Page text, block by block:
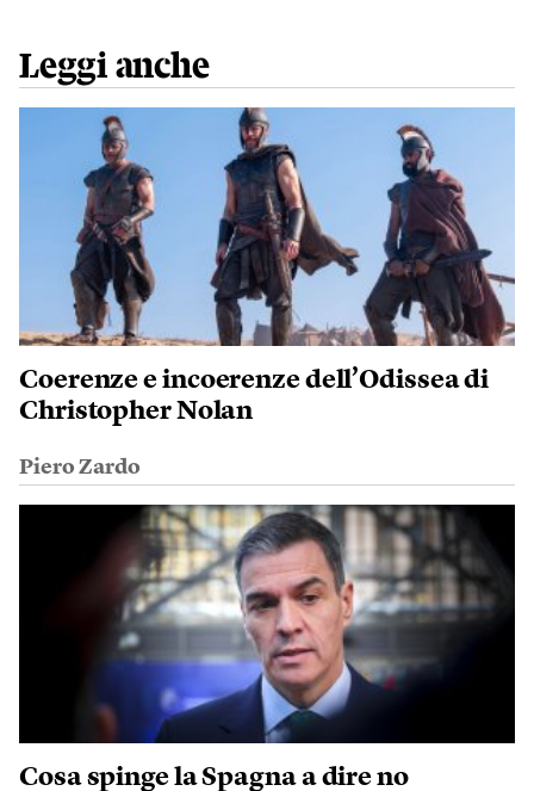
Leggi anche
Coerenze e incoerenze dell’Odissea di
Christopher Nolan
Piero Zardo
Cosa spinge la Spagna a dire no